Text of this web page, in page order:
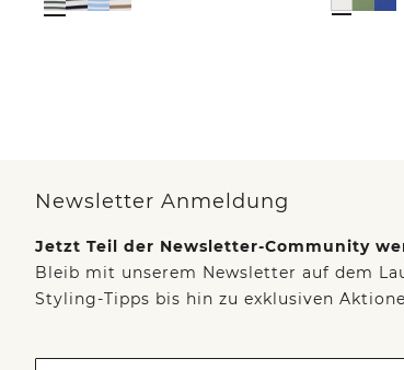
Newsletter Anmeldung
Jetzt Teil der Newsletter-Community
Bleib mit unserem Newsletter auf dem
Styling-Tipps bis hin zu exklusiven